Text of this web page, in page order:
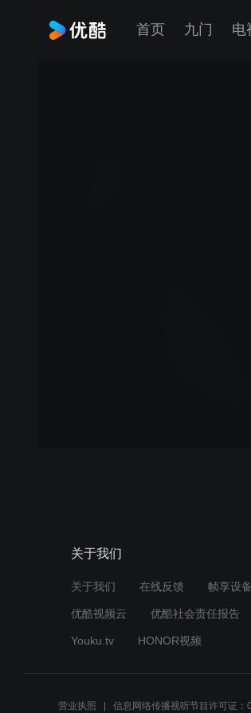
首页 九门 电
关于我们
关于我们 在线反馈 帧享设
优酷视频云 优酷社会责任报告
Youku.tv HONOR视频
营业执照 信息网络传播视听节目许可证：